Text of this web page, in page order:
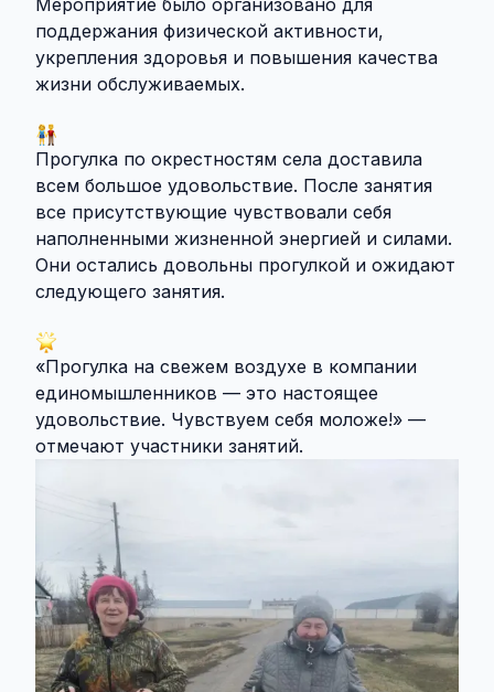
Мероприятие было организовано для
поддержания физической активности,
укрепления здоровья и повышения качества
жизни обслуживаемых.
Прогулка по окрестностям села доставила
всем большое удовольствие. После занятия
все присутствующие чувствовали себя
наполненными жизненной энергией и силами.
Они остались довольны прогулкой и ожидают
следующего занятия.
«Прогулка на свежем воздухе в компании
единомышленников — это настоящее
удовольствие. Чувствуем себя моложе!» —
отмечают участники занятий.